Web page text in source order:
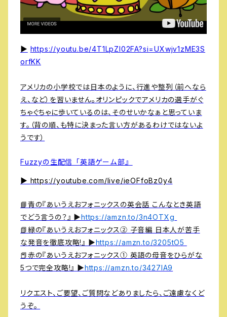
▶️ https://youtu.be/4T1LpZI02FA?si=UXwjv1zME3S
orfKK
アメリカの小学校では日本のように、行進や整列（前へなら
え、など）を習いません。オリンピックでアメリカの選手がぐ
ちゃぐちゃに歩いているのは、そのせいかなぁと思っていま
す。（背の順、も特に決まった言い方があるわけではないよ
うです）
Fuzzyの生配信「英語ゲーム部』
▶️ https://youtube.com/live/ieOFfoBz0y4
📘青の『あいうえおフォニックスの英会話 こんなとき英語
でどう言うの？』 ▶︎https://amzn.to/3n4OTXg
📗緑の『あいうえおフォニックス② 子音編 日本人が苦手
な発音を徹底攻略!』 ▶︎https://amzn.to/3205tO5
📕赤の『あいうえおフォニックス① 英語の母音をひらがな
5つで完全攻略!』 ▶︎https://amzn.to/3427IA9
リクエスト、ご要望、ご質問などありましたら、ご遠慮なくど
うぞ。